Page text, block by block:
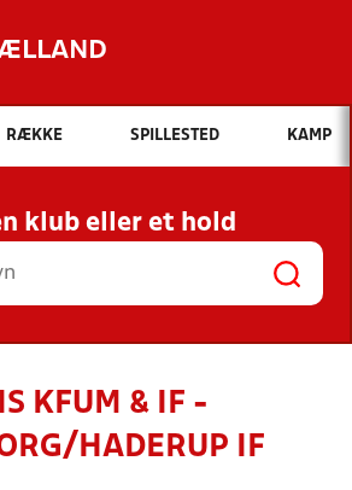
Hvad vil du søge efter?
INDHOLD OG NYHEDER
RESULTATER, KLUBBER OG
HOLD
RÆKKE SPILLESTED KAMP
klub eller et hold
KFUM & IF -
HADERUP IF